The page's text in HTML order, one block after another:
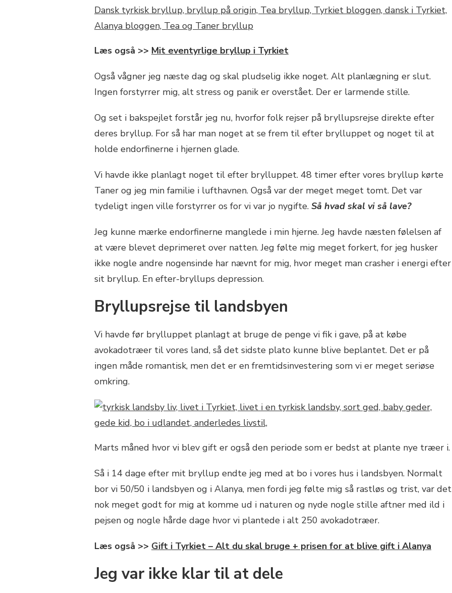
Læs også >> Mit eventyrlige bryllup i Tyrkiet
Også vågner jeg næste dag og skal pludselig ikke noget. Alt planlægning er slut.
Ingen forstyrrer mig, alt stress og panik er overstået. Der er larmende stille.
Og set i bakspejlet forstår jeg nu, hvorfor folk rejser på bryllupsrejse direkte efter
deres bryllup. For så har man noget at se frem til efter brylluppet og noget til at
holde endorfinerne i hjernen glade.
Vi havde ikke planlagt noget til efter brylluppet. 48 timer efter vores bryllup kørte
Taner og jeg min familie i lufthavnen. Også var der meget meget tomt. Det var
tydeligt ingen ville forstyrrer os for vi var jo nygifte. Så hvad skal vi så lave?
Jeg kunne mærke endorfinerne manglede i min hjerne. Jeg havde næsten følelsen af
at være blevet deprimeret over natten. Jeg følte mig meget forkert, for jeg husker
ikke nogle andre nogensinde har nævnt for mig, hvor meget man crasher i energi efter
sit bryllup. En efter-bryllups depression.
Bryllupsrejse til landsbyen
Vi havde før brylluppet planlagt at bruge de penge vi fik i gave, på at købe
avokadotræer til vores land, så det sidste plato kunne blive beplantet. Det er på
ingen måde romantisk, men det er en fremtidsinvestering som vi er meget seriøse
omkring.
Marts måned hvor vi blev gift er også den periode som er bedst at plante nye træer i.
Så i 14 dage efter mit bryllup endte jeg med at bo i vores hus i landsbyen. Normalt
bor vi 50/50 i landsbyen og i Alanya, men fordi jeg følte mig så rastløs og trist, var det
nok meget godt for mig at komme ud i naturen og nyde nogle stille aftner med ild i
pejsen og nogle hårde dage hvor vi plantede i alt 250 avokadotræer.
Læs også >> Gift i Tyrkiet – Alt du skal bruge + prisen for at blive gift i Alanya
Jeg var ikke klar til at dele